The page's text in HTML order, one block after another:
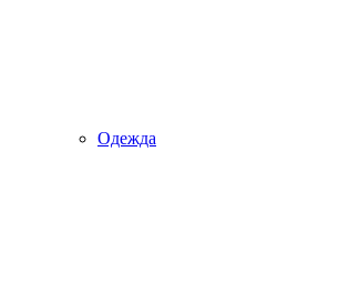
Одежда